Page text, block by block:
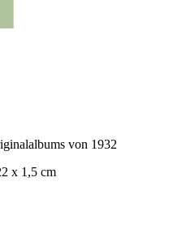
von 1932
x 1,5 cm